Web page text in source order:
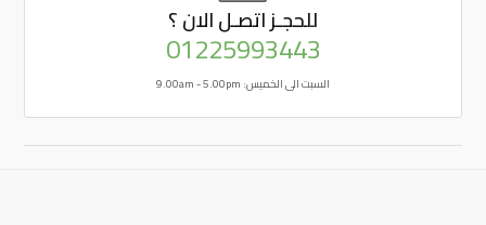
للحجـزاتصـل الان ؟
01225993443
السبت الى الخميس: 9.00am - 5.00pm